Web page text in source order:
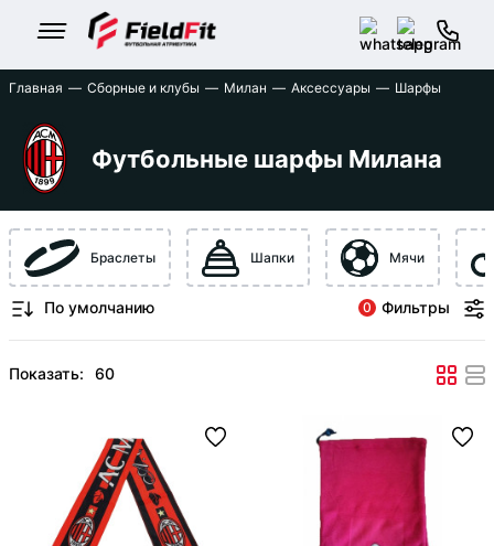
Главная Сборные и клубы Милан Аксессуары Шарфы
Футбольные шарфы Милана
Браслеты Шапки Мячи
0 Фильтры
Показать: